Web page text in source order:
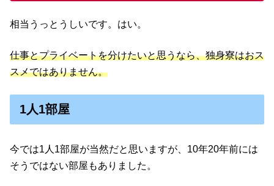
相当うっとうしいです。はい。
仕事とプライベートを分けたいと思うなら、独身寮はおス
スメではありません。
1人1部屋
今では1人1部屋が当然だと思いますが、10年20年前には
そうではない部屋もありました。